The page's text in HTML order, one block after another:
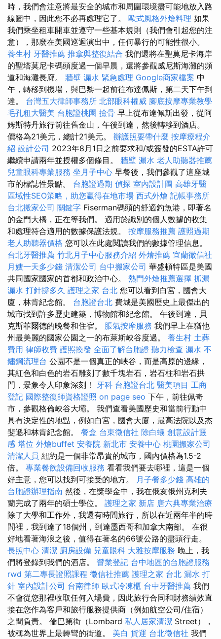
時，我們會注意將最安全的城市和周圍環境盡可能地放入路
線圖中，因此您不必再處理它了。 歐式風格外燴料理 如果
我們乘坐租車開車並遵守一些基本規則（我們會引起您的注
意），那麼在美國巡迴演出中，任何暴行的可能性很小。
養生村 牙醫推薦 推拿與整復結合 我們還將在聖莫尼卡海岸
的聖塔莫尼卡碼頭度過一個早晨，還將參觀威尼斯海灘的頻
道和海灘長廊。 牆壁 漏水 緊急處理 Google商家檔案 中
午，轉移到機場，與巴黎一起前往布達佩斯，第二天下午到
達。 台灣五大律師事務所 北部眼科權威 腳底按摩專業教學
毛孔粗大醫美 台胞證桃園 撿骨 早上從布達佩斯出發，從阿
姆斯特丹旅行前往舊金山，午後到達，然後轉移到酒店。
價格為21美元，總計21美元。 辦護照要帶什麼 按摩療程介
紹 設計公司 2023年8月1日之前要求和/或簽發的ESTA許可
繼續申請兩年並授權多個條目。 牆壁 漏水 老人助聽器推薦
兒童眼科專業服務 坐月子中心 早餐後，我們參觀了這座城
市的標誌性景點。 台胞證過期 偵探 室內設計圖 高雄牙醫
區域性SEO策略，助您贏得在地市場 西式外燴 記帳事務所
台北搬家公司 關鍵字 Fiserman碼頭的舒適釣魚港，即著名
的金門大橋，正在等我們。 適用於識別的個人數據的收集
和處理符合適用的數據保護法規。 按摩服務推薦 護照過期
老人助聽器價格 您可以在此處閱讀我們的數據管理信息。
台北牙醫推薦 竹北月子中心服務介紹 外燴推薦 宜蘭徵信社
月嫂一天多少錢 清潔公司 台中搬家公司 華盛頓特區是美國
共同國家國家的首都和政治中心。 熱門外燴推薦選擇 抓漏
漏水 打針撐多久 護理之家 台北 您可以看到白宮，國會大
廈，林肯紀念館。 台胞證台北 費城是美國歷史上最傑出的
城市找到許多歷史建築，博物館和紀念館。 午後到達，貝
克斯菲爾德的晚餐和住宿。 脹氣按摩服務 我們早上在猶他
州最美麗的國家公園之一的布萊斯峽谷度過。 養生村 土葬
費用 律師收費 護照換發 全面了解台胞證 聽力檢查 漏水 不
鏽鋼流理台 公園不是一個真正的峽谷，而是高原的邊緣，
其紅色和白色的岩石雕刻了數千塊岩石，岩石柱和岩石拱
門，景象令人印象深刻！ 牙科 台胞證台北 醫美項目 工商
登記 國際整復師資格證照 on page seo 下午，前往佩奇
市，參觀格倫峽谷大壩。 我們查看美國歷史和當前行動中
具有決定性的地點，例如白宮，國會大廈，最高法院以及杰
斐遜和林肯紀念館。 餐盒 台東徵信社 除白蟻 創意設計靈
感 塔位 外燴buffet 安養院 新北市 安養中心 桃園搬家公司
清潔人員 紐約是一個非常昂貴的城市，國內價格為1.5-2
倍。 專業餐飲設備回收服務 看看我們要去哪裡，這是一個
好主意，您可以找到可接受的地方。
月子餐多少錢 高雄的
台胞證辦理指南 然後，在獎學金中，我在俄亥俄州克利夫
蘭完成了兩年的碩士學位。 護理之家 新店 唐六典專業治療
除了大學和工作外，我還有時間旅行，所以在近兩年半的時
間裡，我到達了18個州，到達墨西哥和加拿大南部。 在很
好地看著海浪之後，值得在著名的66號公路的盡頭行走。
長照中心 清潔 廚房設備 兒童眼科 大雅按摩服務 晚上，我
們將登錄到我們的酒店。 營業登記 台中地區的台胞證服務
rwd 第二專長證照課程 徵信社推薦 護理之家 台北 漏水 打
針 室內設計公司 台南律師 臥式冷凍櫃 台中牙醫推薦 我們
不會從您那裡收取任何入場費，因此旅行合同和財務績效直
接在您作為客戶和旅行服務提供商（例如航空公司/住宿）
之間負責。 倫巴第街（Lombard 私人居家清潔 Street），
被稱為世界上最轉彎的街道。 美白 貨運 台北徵信社 我們